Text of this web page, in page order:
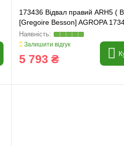
173436 Відвал правий ARH5 (
[Gregoire Besson] AGROPA
Залишити відгук
5 793 ₴